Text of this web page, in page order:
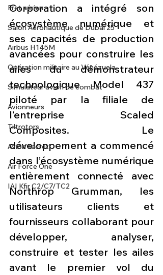
Fret aérien
Salon Aéronautique de Dubaï 25
Airbus H145M
Opération militaire au Vénézuela
Simulateur avion de combat
Avionneurs
Tiltrotors
Avion secret
Air Force One
IAI Kfir C2/C7/TC2
Corporation a intégré son
écosystème numérique et
ses capacités de production
avancées pour construire les
ailes du démonstrateur
technologique Model 437
piloté par la filiale de
l’entreprise Scaled
Composites. Le
développement a commencé
dans l’écosystème numérique
entièrement connecté avec
Northrop Grumman, les
utilisateurs clients et
fournisseurs collaborant pour
développer, analyser,
construire et tester les ailes
avant le premier vol du